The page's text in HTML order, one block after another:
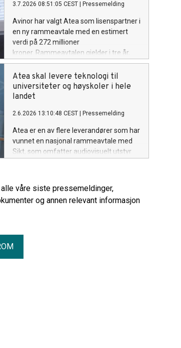
3.7.2026 08:51:05 CEST Pressemelding
Avinor har valgt Atea som lisenspartner i
en ny rammeavtale med en estimert
verdi på 272 millioner
kroner. Rammeavtalen gjelder i tre år,
med mulighet for forlengelse til totalt
fem år. Avtalen omfatter Microsoft-
lisenser og tilhørende
rådgivningstjenester, og er et viktig steg i
Atea skal levere teknologi til
universiteter og høyskoler i hele
landet
2.6.2026 13:10:48 CEST Pressemelding
Atea er en av flere leverandører som har
vunnet en nasjonal rammeavtale med
Sikt, som omfatter audiovisuelt utstyr
Avtalen har en estimert verdi på 150 til
250 millioner kroner årlig.
våre siste pressemeldinger,
og annen relevant informasjon